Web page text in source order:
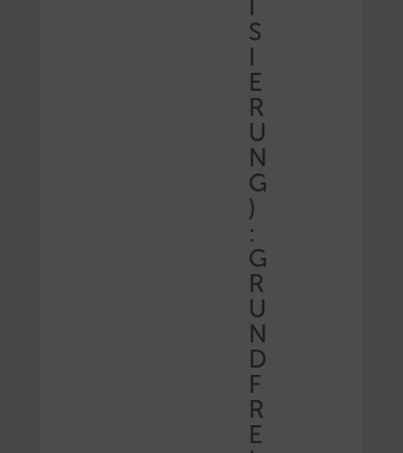
I
S
I
E
R
U
N
G
)
:
G
R
U
N
D
F
R
E